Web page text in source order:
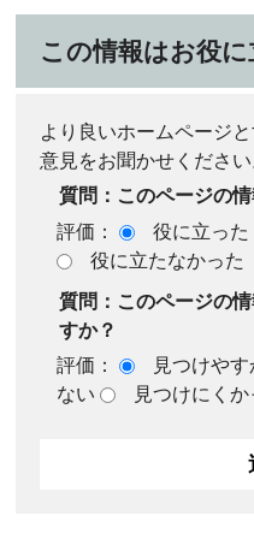
この情報はお役
より良いホームページ
意見をお聞かせください
質問：このページの
評価：
役に立った
役に立たなかった
質問：このページの
すか？
評価：
見つけやす
ない
見つけにくか